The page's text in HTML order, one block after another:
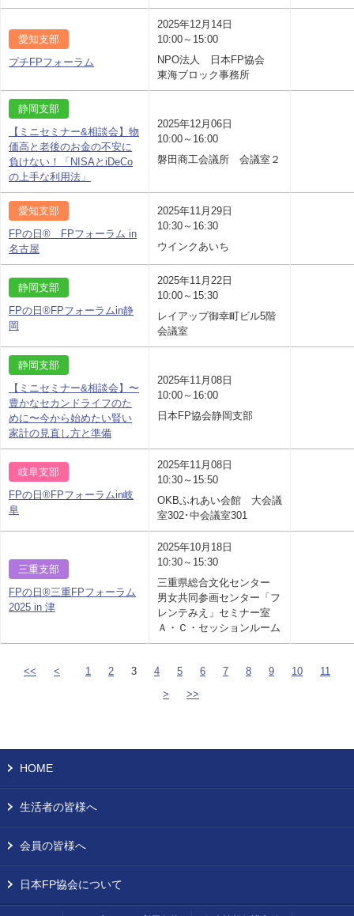
愛知支部
プチFPフォーラム
2025年12月14日
10:00～15:00
NPO法人 日本FP協会
東海ブロック事務所
静岡支部
【ミニセミナー&相談会】物
価高と老後のお金の不安に
負けない！「NISAとiDeCo
の上手な利用法」
2025年12月06日
10:00～16:00
磐田商工会議所 会議室２
愛知支部
FPの日® FPフォーラム in
名古屋
2025年11月29日
10:30～16:30
ウインクあいち
静岡支部
FPの日®FPフォーラムin静
岡
2025年11月22日
10:00～15:30
レイアップ御幸町ビル5階
会議室
静岡支部
【ミニセミナー&相談会】〜
豊かなセカンドライフのた
めに〜今から始めたい賢い
家計の見直し方と準備
2025年11月08日
10:00～16:00
日本FP協会静岡支部
岐阜支部
FPの日®FPフォーラムin岐
阜
2025年11月08日
10:30～15:50
OKBふれあい会館 大会議
室302･中会議室301
三重支部
FPの日®三重FPフォーラム
2025 in 津
2025年10月18日
10:30～15:30
三重県総合文化センター
男女共同参画センター「フ
レンテみえ」セミナー室
Ａ・Ｃ・セッションルーム
<< < 1 2 3 4 5 6 7 8 9 10
11
>
>>
HOME
生活者の皆様へ
会員の皆様へ
日本FP協会について